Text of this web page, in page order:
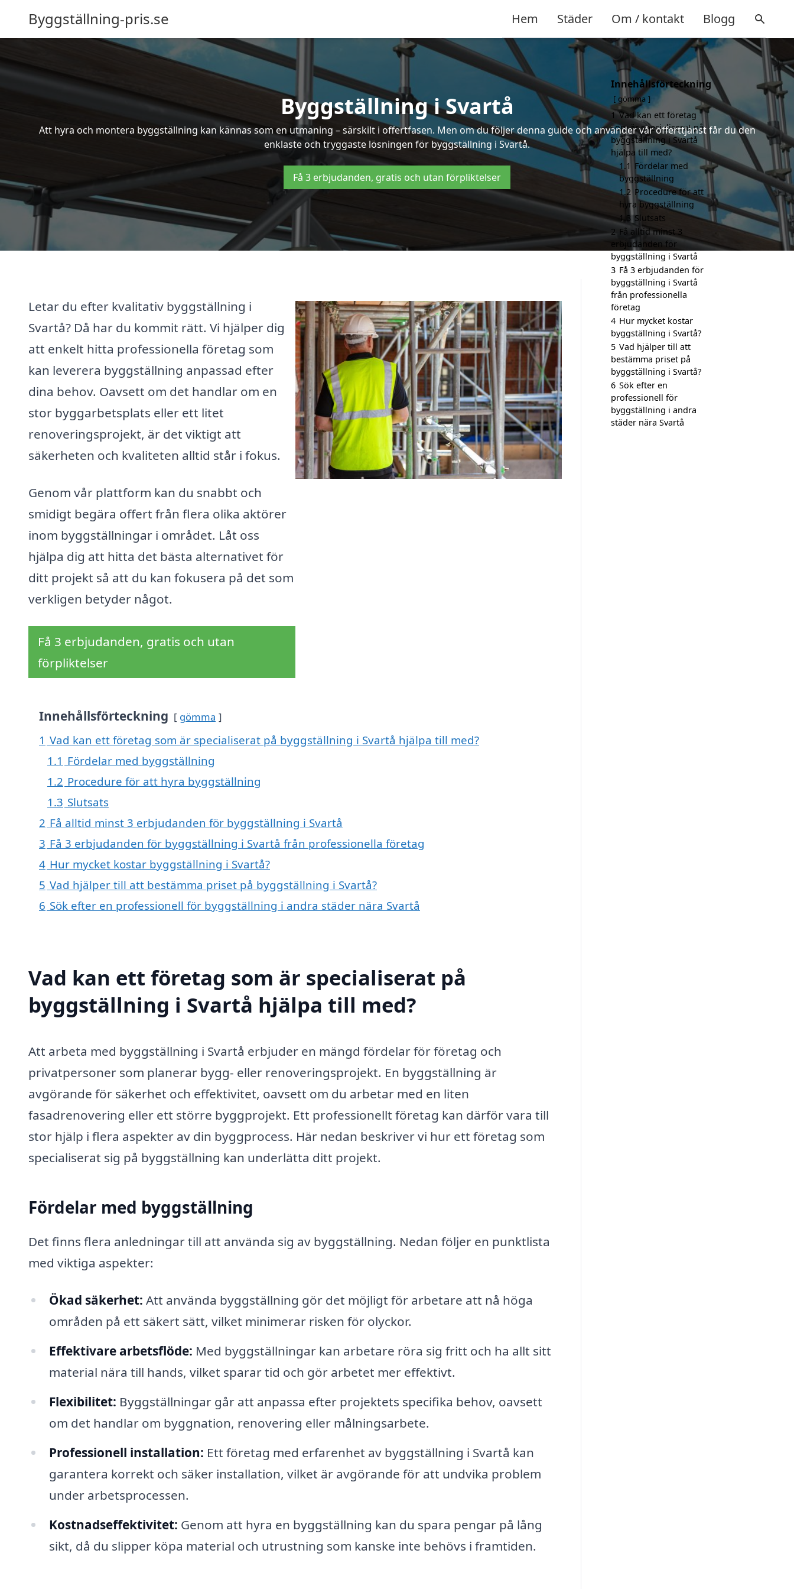
Byggställning-pris.se Hem Städer Om / kontakt Blogg
Byggställning i Svartå
Att hyra och montera byggställning kan kännas som en utmaning – särskilt i offertfasen. Men om du följer denna guide och använder vår offerttjänst får du den
enklaste och tryggaste lösningen för byggställning i Svartå.
Få 3 erbjudanden, gratis och utan förpliktelser
Letar du efter kvalitativ byggställning i
Svartå? Då har du kommit rätt. Vi hjälper dig
att enkelt hitta professionella företag som
kan leverera byggställning anpassad efter
dina behov. Oavsett om det handlar om en
stor byggarbetsplats eller ett litet
renoveringsprojekt, är det viktigt att
säkerheten och kvaliteten alltid står i fokus.
Genom vår plattform kan du snabbt och
smidigt begära offert från flera olika aktörer
inom byggställningar i området. Låt oss
hjälpa dig att hitta det bästa alternativet för
ditt projekt så att du kan fokusera på det som
verkligen betyder något.
Få 3 erbjudanden, gratis och utan
förpliktelser
Innehållsförteckning gömma
1 Vad kan ett företag som är specialiserat på byggställning i Svartå hjälpa till med?
1.1 Fördelar med byggställning
1.2 Procedure för att hyra byggställning
1.3 Slutsats
2 Få alltid minst 3 erbjudanden för byggställning i Svartå
3 Få 3 erbjudanden för byggställning i Svartå från professionella företag
4 Hur mycket kostar byggställning i Svartå?
5 Vad hjälper till att bestämma priset på byggställning i Svartå?
6 Sök efter en professionell för byggställning i andra städer nära Svartå
Vad kan ett företag som är specialiserat på
byggställning i Svartå hjälpa till med?
Att arbeta med byggställning i Svartå erbjuder en mängd fördelar för företag och
privatpersoner som planerar bygg- eller renoveringsprojekt. En byggställning är
avgörande för säkerhet och effektivitet, oavsett om du arbetar med en liten
fasadrenovering eller ett större byggprojekt. Ett professionellt företag kan därför vara till
stor hjälp i flera aspekter av din byggprocess. Här nedan beskriver vi hur ett företag som
specialiserat sig på byggställning kan underlätta ditt projekt.
Fördelar med byggställning
Det finns flera anledningar till att använda sig av byggställning. Nedan följer en punktlista
med viktiga aspekter:
Ökad säkerhet: Att använda byggställning gör det möjligt för arbetare att nå höga
områden på ett säkert sätt, vilket minimerar risken för olyckor.
Effektivare arbetsflöde: Med byggställningar kan arbetare röra sig fritt och ha allt sitt
material nära till hands, vilket sparar tid och gör arbetet mer effektivt.
Flexibilitet: Byggställningar går att anpassa efter projektets specifika behov, oavsett
om det handlar om byggnation, renovering eller målningsarbete.
Professionell installation: Ett företag med erfarenhet av byggställning i Svartå kan
garantera korrekt och säker installation, vilket är avgörande för att undvika problem
under arbetsprocessen.
Kostnadseffektivitet: Genom att hyra en byggställning kan du spara pengar på lång
sikt, då du slipper köpa material och utrustning som kanske inte behövs i framtiden.
Innehållsförteckning
gömma
1 Vad kan ett företag
som är specialiserat på
byggställning i Svartå
hjälpa till med?
1.1 Fördelar med
byggställning
1.2 Procedure för att
hyra byggställning
1.3 Slutsats
2 Få alltid minst 3
erbjudanden för
byggställning i Svartå
3 Få 3 erbjudanden för
byggställning i Svartå
från professionella
företag
4 Hur mycket kostar
byggställning i Svartå?
5 Vad hjälper till att
bestämma priset på
byggställning i Svartå?
6 Sök efter en
professionell för
byggställning i andra
städer nära Svartå